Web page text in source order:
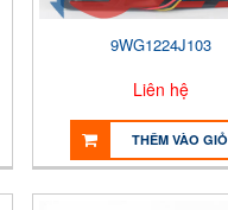
9WG1224J103
Liên hệ
THÊM VÀO GIỎ